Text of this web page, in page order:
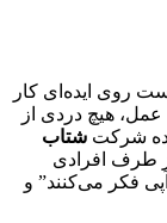
روی ایده‌ای کار
هیچ دردی از
شرکت شتاب
طرف افرادی
فکر می‌کنند” و